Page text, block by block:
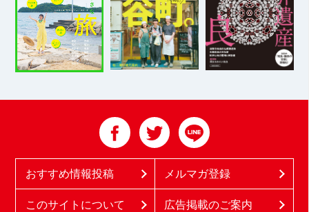
おすすめ情報投稿 メルマガ登録
このサイトについて 広告掲載のご案内